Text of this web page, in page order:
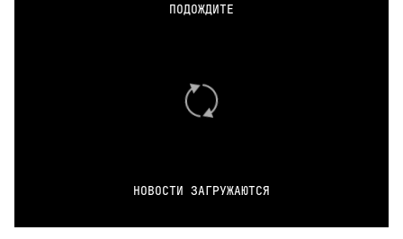
ПОДОЖДИТЕ
НОВОСТИ ЗАГРУЖАЮТСЯ